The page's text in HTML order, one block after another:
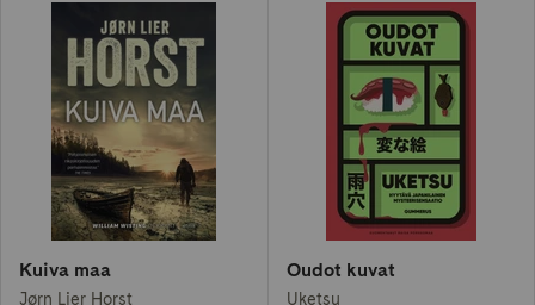
Kuiva maa
Jørn Lier Horst
Oudot kuvat
Uketsu